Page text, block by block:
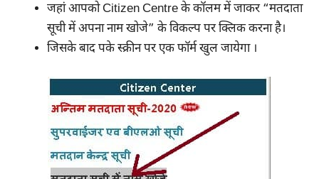
जहां आपको Citizen Centre के कॉलम में जाकर “मतदाता
सूची में अपना नाम खोजे” के विकल्प पर क्लिक करना है।
जिसके बाद पके स्क्रीन पर एक फॉर्म खुल जायेगा ।